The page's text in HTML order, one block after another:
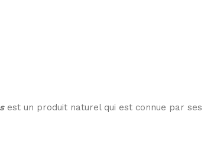
est un produit naturel qui est connue par